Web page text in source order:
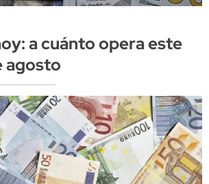
a cuánto opera este
agosto